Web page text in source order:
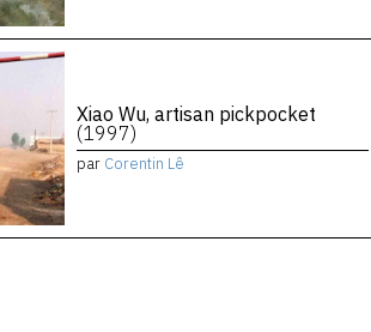
Xiao Wu, artisan pickpocket
(1997)
par Corentin Lê